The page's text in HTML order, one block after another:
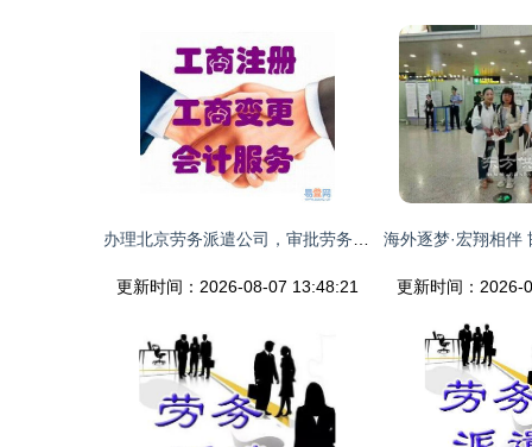
更新时间：2026-08-07 13:48:21 更新时间：2026-